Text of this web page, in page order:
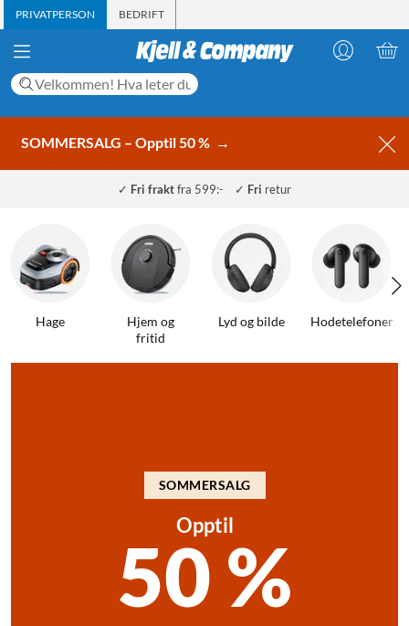
PRIVATPERSON BEDRIFT
SOMMERSALG – Opptil 50 % →
✓ Fri fraktfra 599:- ✓ Fri retur
Hage
Hjem og
fritid
Lyd og bilde Hodetelefoner
SOMMERSALG
Opptil
50 %